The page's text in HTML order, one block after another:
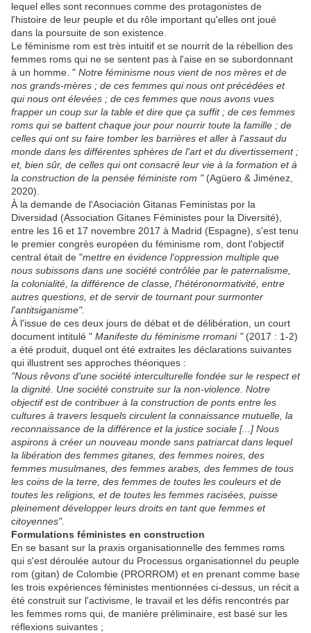
lequel elles sont reconnues comme des protagonistes de
l'histoire de leur peuple et du rôle important qu'elles ont joué
dans la poursuite de son existence.
Le féminisme rom est très intuitif et se nourrit de la rébellion des
femmes roms qui ne se sentent pas à l'aise en se subordonnant
à un homme. " Notre féminisme nous vient de nos mères et de
nos grands-mères ; de ces femmes qui nous ont précédées et
qui nous ont élevées ; de ces femmes que nous avons vues
frapper un coup sur la table et dire que ça suffit ; de ces femmes
roms qui se battent chaque jour pour nourrir toute la famille ; de
celles qui ont su faire tomber les barrières et aller à l'assaut du
monde dans les différentes sphères de l'art et du divertissement ;
et, bien sûr, de celles qui ont consacré leur vie à la formation et à
la construction de la pensée féministe rom " (Agüero & Jiménez,
2020).
À la demande de l'Asociación Gitanas Feministas por la
Diversidad (Association Gitanes Féministes pour la Diversité),
entre les 16 et 17 novembre 2017 à Madrid (Espagne), s'est tenu
le premier congrès européen du féminisme rom, dont l'objectif
central était de "mettre en évidence l'oppression multiple que
nous subissons dans une société contrôlée par le paternalisme,
la colonialité, la différence de classe, l'hétéronormativité, entre
autres questions, et de servir de tournant pour surmonter
l'antitsiganisme".
À l'issue de ces deux jours de débat et de délibération, un court
document intitulé " Manifeste du féminisme rromani "(2017 : 1-2)
a été produit, duquel ont été extraites les déclarations suivantes
qui illustrent ses approches théoriques :
"Nous rêvons d'une société interculturelle fondée sur le respect et
la dignité. Une société construite sur la non-violence. Notre
objectif est de contribuer à la construction de ponts entre les
cultures à travers lesquels circulent la connaissance mutuelle, la
reconnaissance de la différence et la justice sociale [...] Nous
aspirons à créer un nouveau monde sans patriarcat dans lequel
la libération des femmes gitanes, des femmes noires, des
femmes musulmanes, des femmes arabes, des femmes de tous
les coins de la terre, des femmes de toutes les couleurs et de
toutes les religions, et de toutes les femmes racisées, puisse
pleinement développer leurs droits en tant que femmes et
citoyennes".
Formulations féministes en construction
En se basant sur la praxis organisationnelle des femmes roms
qui s'est déroulée autour du Processus organisationnel du peuple
rom (gitan) de Colombie (PRORROM) et en prenant comme base
les trois expériences féministes mentionnées ci-dessus, un récit a
été construit sur l'activisme, le travail et les défis rencontrés par
les femmes roms qui, de manière préliminaire, est basé sur les
réflexions suivantes ;